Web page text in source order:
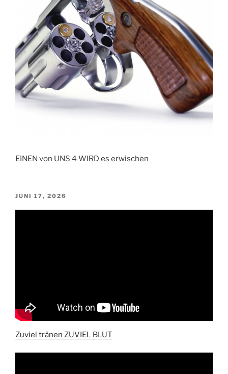
EINEN von UNS 4 WIRD es erwischen
VERÖFFENTLICHT
JUNI 17, 2026
Zuviel tränen ZUVIEL BLUT